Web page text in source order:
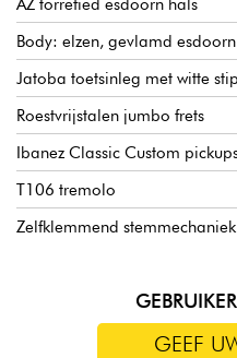
AZ torrefied esdoorn hals
Body: elzen, gevlamd
Jatoba toetsinleg met witte
Roestvrijstalen jumbo frets
Ibanez Classic Custom
T106 tremolo
Zelfklemmend stemmechaniek
GEEF